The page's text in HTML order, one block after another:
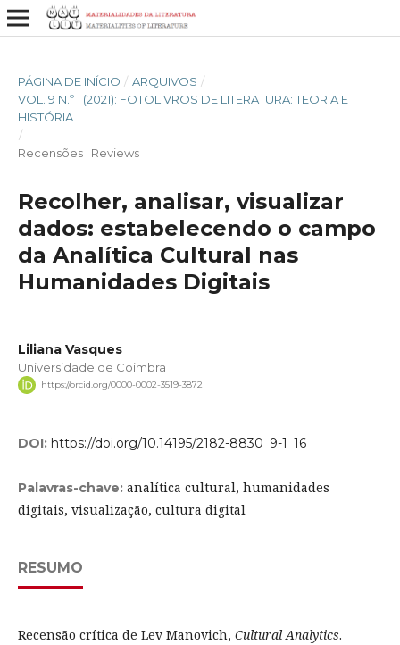
PÁGINA DE INÍCIO / ARQUIVOS /
VOL. 9 N.º 1 (2021): FOTOLIVROS DE LITERATURA: TEORIA E
HISTÓRIA
/
Recensões | Reviews
Recolher, analisar, visualizar
dados: estabelecendo o campo
da Analítica Cultural nas
Humanidades Digitais
Liliana Vasques
Universidade de Coimbra
https://orcid.org/0000-0002-3519-3872
DOI: https://doi.org/10.14195/2182-8830_9-1_16
Palavras-chave: analítica cultural, humanidades
digitais, visualização, cultura digital
RESUMO
Recensão crítica de Lev Manovich, Cultural Analytics.